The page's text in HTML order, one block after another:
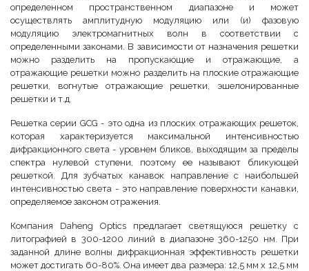
определенном пространственном диапазоне и может
осуществлять амплитудную модуляцию или (и) фазовую
модуляцию электромагнитных волн в соответствии с
определенными законами. В зависимости от назначения решетки
можно разделить на пропускающие и отражающие, а
отражающие решетки можно разделить на плоские отражающие
решетки, вогнутые отражающие решетки, эшелонированные
решетки и т.д.
Решетка серии GCG - это одна из плоских отражающих решеток,
которая характеризуется максимальной интенсивностью
дифракционного света - уровнем бликов, выходящим за пределы
спектра нулевой ступени, поэтому ее называют бликующей
решеткой. Для зубчатых канавок направление с наибольшей
интенсивностью света - это направление поверхности канавки,
определяемое законом отражения.
Компания Daheng Optics предлагает светящуюся решетку с
литографией в 300-1200 линий в диапазоне 360-1250 нм. При
заданной длине волны дифракционная эффективность решетки
может достигать 60-80%. Она имеет два размера: 12,5 мм х 12,5 мм